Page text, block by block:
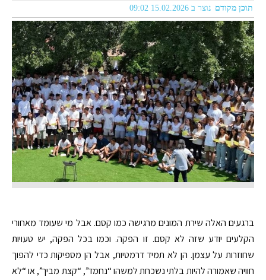
תוכן מקודם נוצר ב 15.02.2026 09:02
ברגעים האלה שירת המונים מרגישה כמו קסם. אבל מי שעומד מאחורי
הקלעים יודע שזה לא קסם. זו הפקה. וכמו בכל הפקה, יש טעויות
שחוזרות על עצמן. הן לא תמיד דרמטיות, אבל הן מספיקות כדי להפוך
חוויה שאמורה להיות בלתי נשכחת למשהו “נחמד”, “קצת מביך”, או “לא